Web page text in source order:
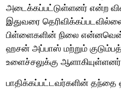
அடைக்கப்பட்டுள்ளனர் என்ற
இதுவரை
பிள்ளைகளின் நிலை
ஹசன் அப்பாஸ் மற்றும்
உளைச்சலுக்கு
பாதிக்கப்பட்டவர்களின்